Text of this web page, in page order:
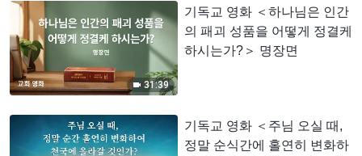
31:39
기독교 영화 ＜하나님은 인간
의 패괴 성품을 어떻게 정결케
하시는가?＞ 명장면
기독교 영화 ＜주님 오실 때,
정말 순식간에 홀연히 변화하